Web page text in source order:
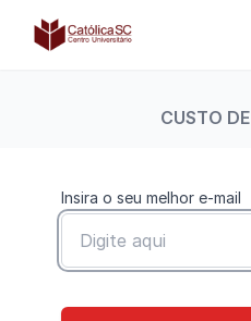
Católica SC | Experts
CUSTO
Insira o seu melhor e-mail